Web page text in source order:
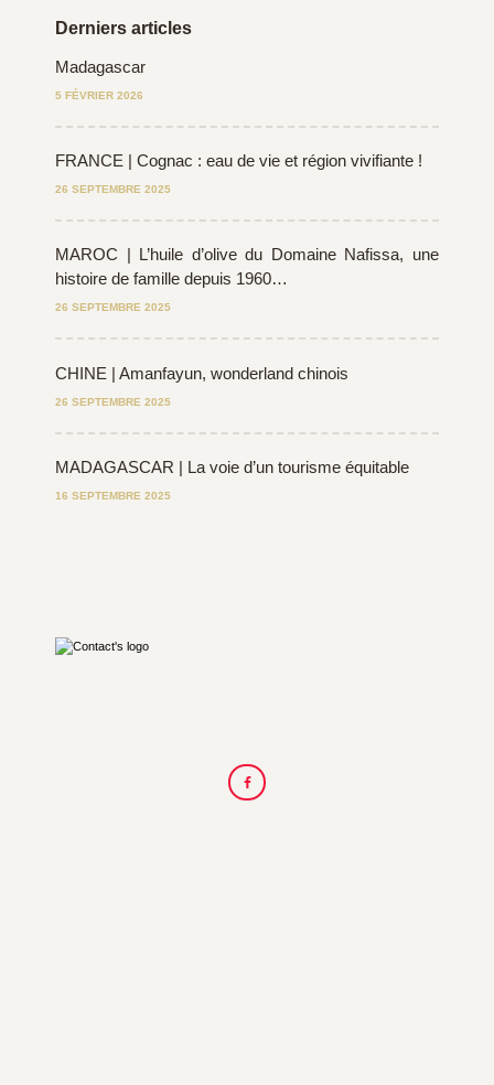
Derniers articles
Madagascar
5 FÉVRIER 2026
FRANCE | Cognac : eau de vie et région vivifiante !
26 SEPTEMBRE 2025
MAROC | L’huile d’olive du Domaine Nafissa, une
histoire de famille depuis 1960…
26 SEPTEMBRE 2025
CHINE | Amanfayun, wonderland chinois
26 SEPTEMBRE 2025
MADAGASCAR | La voie d’un tourisme équitable
16 SEPTEMBRE 2025